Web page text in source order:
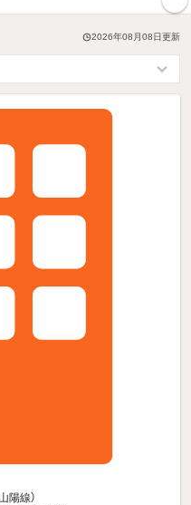
2026年08月08日更新
陽線）